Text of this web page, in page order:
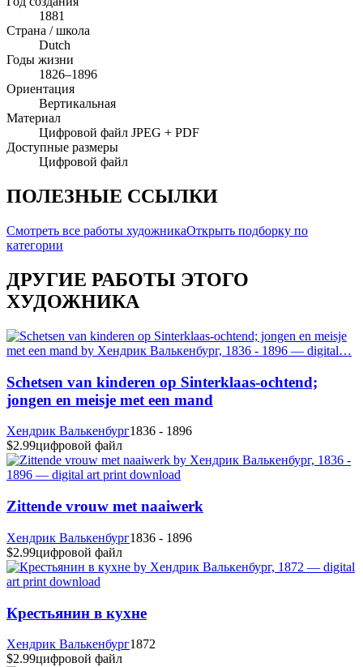
1881
Страна / школа
Dutch
Годы жизни
1826–1896
Ориентация
Вертикальная
Материал
Цифровой файл JPEG + PDF
Доступные размеры
Цифровой файл
ПОЛЕЗНЫЕ ССЫЛКИ
Смотреть все работы художникаОткрыть подборку по
категории
ДРУГИЕ РАБОТЫ ЭТОГО
ХУДОЖНИКА
Schetsen van kinderen op Sinterklaas-ochtend;
jongen en meisje met een mand
Хендрик Валькенбург1836 - 1896
$2.99цифровой файл
Zittende vrouw met naaiwerk
Хендрик Валькенбург1836 - 1896
$2.99цифровой файл
Крестьянин в кухне
Хендрик Валькенбург1872
$2.99цифровой файл